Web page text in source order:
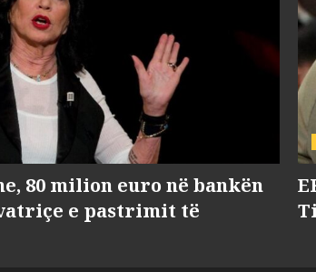
80 milion euro në bankën
e pastrimit të